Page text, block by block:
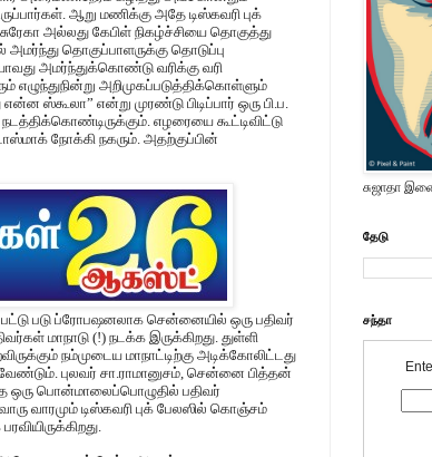
ஆறு மணிக்கு அதே டிஸ்கவரி புக்
அல்லது கேபிள் நிகழ்ச்சியை தொகுத்து
தொகுப்பாளருக்கு தொடுப்பு
அமர்ந்துக்கொண்டு வரிக்கு வரி
அறிமுகப்படுத்திக்கொள்ளும்
ஸ்கூலா” என்று முரண்டு பிடிப்பார் ஒரு பி.ப.
எழரையை கூட்டிவிட்டு
நோக்கி நகரும். அதற்குப்பின்
படு ப்ரோபஷனலாக சென்னையில் ஒரு பதிவர்
மாநாடு (!) நடக்க இருக்கிறது. துள்ளி
நம்முடைய மாநாட்டிற்கு அடிக்கோலிட்டது
புலவர் சா.ராமானுசம், சென்னை பித்தன்
ஒரு பொன்மாலைப்பொழுதில் பதிவர்
வாரமும் டிஸ்கவரி புக் பேலஸில் கொஞ்சம்
சுஜாதா
தேடு
சந்தா